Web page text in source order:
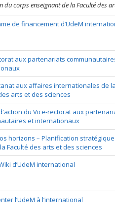
du corps enseignant de la Faculté des
de financement d’UdeM
aux partenariats
aux affaires internationales de la
arts et des sciences
du Vice-rectorat aux
et internationaux
horizons – Planification stratégique
Faculté des arts et des sciences
d’UdeM international
l’UdeM à l’international